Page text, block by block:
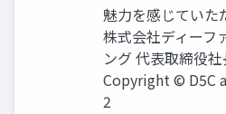
魅力を感じていた
株式会社ディーフ
ング 代表取締役
Copyright © D5C
2